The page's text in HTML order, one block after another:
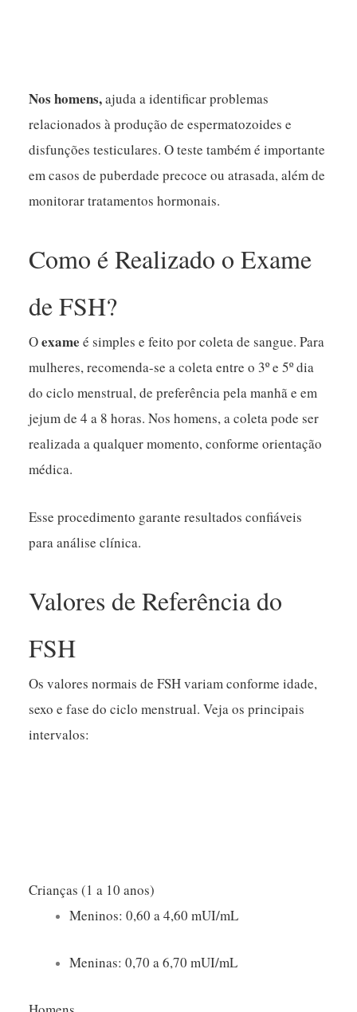
Nos homens,ajuda a identificar problemas
relacionados à produção de espermatozoides e
disfunções testiculares. O teste também é importante
em casos de puberdade precoce ou atrasada, além de
monitorar tratamentos hormonais.
Como é Realizado o Exame
de FSH?
Oexame é simples e feito por coleta de sangue. Para
mulheres, recomenda-se a coleta entre o 3º e 5º dia
do ciclo menstrual, de preferência pela manhã e em
jejum de 4 a 8 horas. Nos homens, a coleta pode ser
realizada a qualquer momento, conforme orientação
médica.
Esse procedimento garante resultados confiáveis
para análise clínica.
Valores de Referência do
FSH
Os valores normais de FSH variam conforme idade,
sexo e fase do ciclo menstrual. Veja os principais
intervalos:
Crianças (1 a 10 anos)
Meninos: 0,60 a 4,60 mUI/mL
Meninas: 0,70 a 6,70 mUI/mL